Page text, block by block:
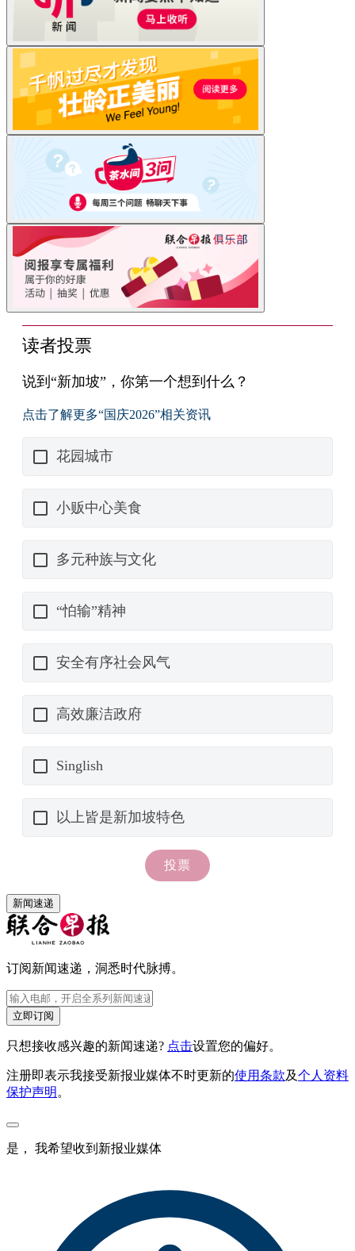
新闻速递
订阅新闻速递，洞悉时代脉搏。
立即订阅
只想接收感兴趣的新闻速递? 点击设置您的偏好。
注册即表示我接受新报业媒体不时更新的使用条款及个人资料
保护声明。
是， 我希望收到新报业媒体